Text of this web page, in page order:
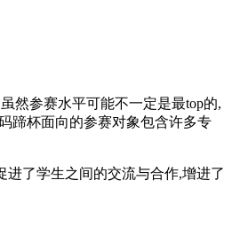
然参赛水平可能不一定是最top的,
蹄杯面向的参赛对象包含许多专
了学生之间的交流与合作,增进了